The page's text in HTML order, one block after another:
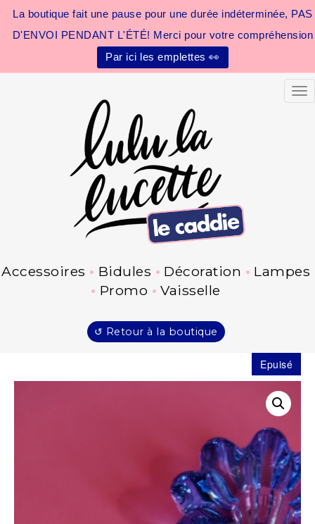
La boutique fait une pause pour une durée indéterminée, PAS
D'ENVOI PENDANT L'ÉTÉ! Merci pour votre compréhension
Par ici les emplettes 👀
Accessoires Bidules Décoration
Lampes
Promo
Vaisselle
↺ Retour à la boutique
Epuisé